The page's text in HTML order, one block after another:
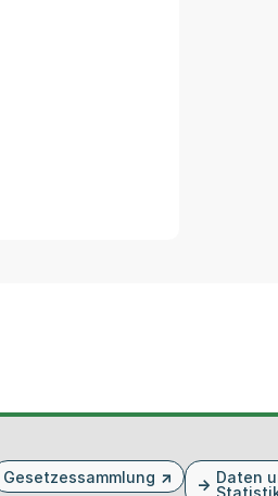
Gesetzessammlung
Daten